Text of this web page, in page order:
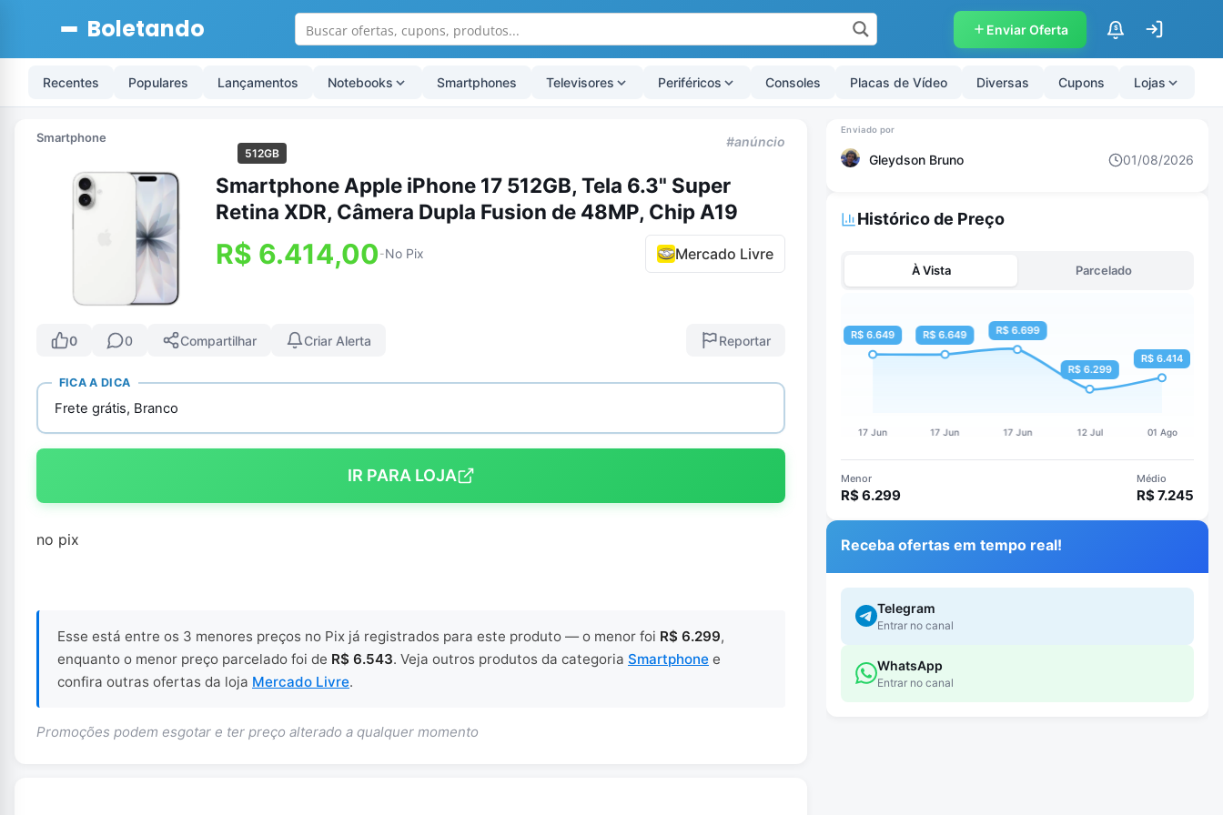
Boletando Enviar Oferta $
Recentes Populares Lançamentos Notebooks Smartphones Televisores Periféricos Consoles Placas de Vídeo Diversas Cupons Lojas
Smartphone
512GB
#anúncio
Smartphone Apple iPhone 17 512GB, Tela 6.3" Super
Retina XDR, Câmera Dupla Fusion de 48MP, Chip A19
R$ 6.414,00 -No Pix Mercado Livre
0 0 Compartilhar Criar Alerta Reportar
FICA A DICA
Frete grátis, Branco
IR PARA LOJA
no pix
Esse está entre os 3 menores preços no Pix já registrados para este produto — o menor foi R$ 6.299,
enquanto o menor preço parcelado foi de R$ 6.543. Veja outros produtos da categoria Smartphone e
confira outras ofertas da loja Mercado Livre.
Promoções podem esgotar e ter preço alterado a qualquer momento
Gleydson Bruno 01/08/2026
Histórico de Preço
À Vista Parcelado
Menor
R$ 6.299
Médio
R$ 7.245
Receba ofertas em tempo real!
Telegram
Entrar no canal
WhatsApp
Entrar no canal